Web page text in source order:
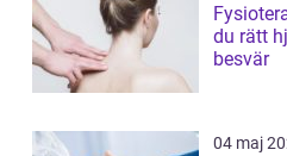
du rätt
besvär
04 maj